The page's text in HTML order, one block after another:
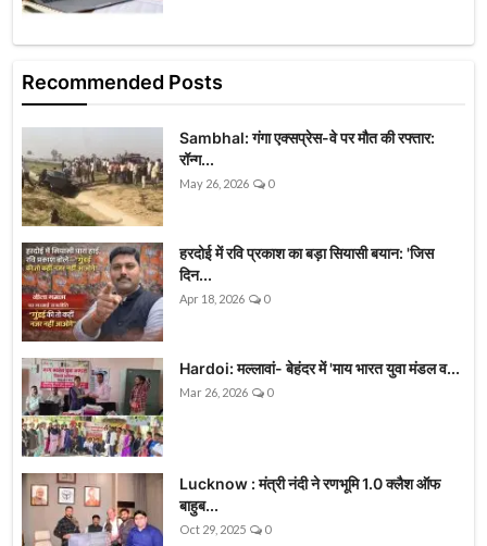
Recommended Posts
Sambhal: गंगा एक्सप्रेस-वे पर मौत की रफ्तार:
रॉन्ग...
May 26, 2026 0
हरदोई में रवि प्रकाश का बड़ा सियासी बयान: 'जिस
दिन...
Apr 18, 2026 0
Hardoi: मल्लावां- बेहंदर में 'माय भारत युवा मंडल व...
Mar 26, 2026 0
Lucknow : मंत्री नंदी ने रणभूमि 1.0 क्लैश ऑफ
बाहुब...
Oct 29, 2025 0